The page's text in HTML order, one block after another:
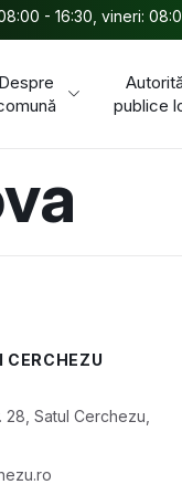
- 16:30, vineri:
Despre
publice
CERCHEZU
Satul Cerchezu,